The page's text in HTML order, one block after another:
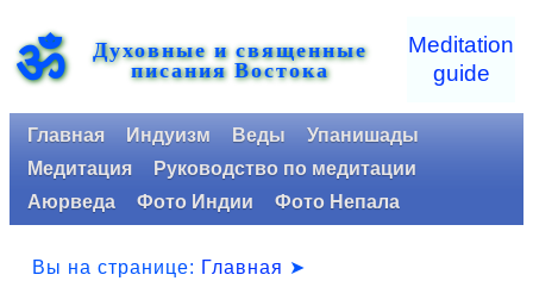
ॐ Духовные и священные
писания Востока
Meditation
guide
Главная Индуизм Веды
Упанишады
Медитация
Руководство по медитации
Аюрведа
Фото Индии Фото Непала
Вы на странице: Главная ➤